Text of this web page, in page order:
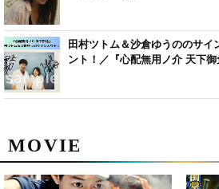
MOVIE
田村ツトム＆沙倉ゆうののサ
ント！／『心配無用ノ介 天下御